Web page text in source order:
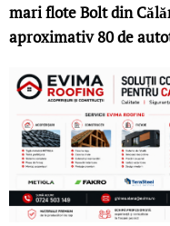
mari flote Bolt din
aproximativ 80 de